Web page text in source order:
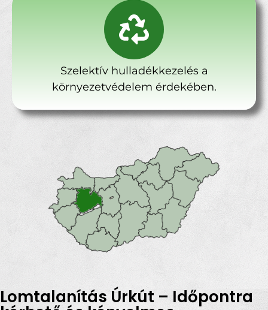
Szelektív hulladékkezelés a
környezetvédelem érdekében.
Lomtalanítás Úrkút – Időpontra